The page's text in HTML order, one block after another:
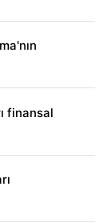
finansal